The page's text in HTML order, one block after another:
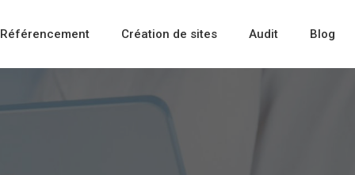
Référencement Création de sites Audit Blog